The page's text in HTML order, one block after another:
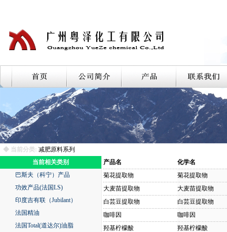
◆ 当前分类: 减肥原料系列
当前相关类别
巴斯夫（科宁）产品
功效产品(法国LS)
印度吉有联（Jubilant）
法国精油
法国Total(道达尔)油脂
产品名
化学名
菊花提取物
菊花提取物
大麦苗提取物
大麦苗提取物
白芸豆提取物
白芸豆提取物
咖啡因
咖啡因
羟基柠檬酸
羟基柠檬酸